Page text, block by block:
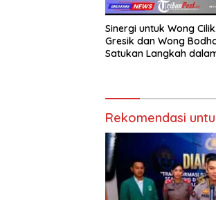
Sinergi untuk Wong
Gresik dan Wong
Satukan Langkah
Rekomendasi